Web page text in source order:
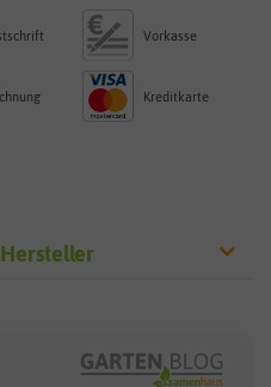
Vorkasse
Kreditkarte
Clever Pots